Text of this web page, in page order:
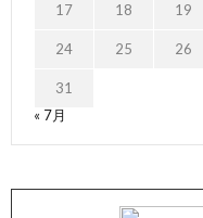
17 18 19
24 25 26
31
« 7月